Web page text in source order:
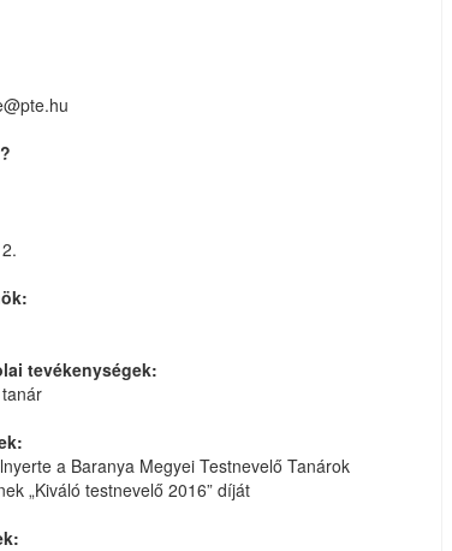
tevékenységek:
a Baranya Megyei Testnevelő Tanárok
„Kiváló testnevelő 2016” díját